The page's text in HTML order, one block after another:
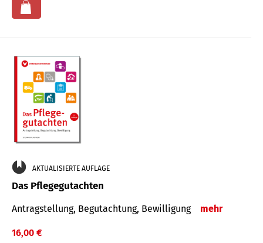
AKTUALISIERTE AUFLAGE
Das Pflegegutachten
Antragstellung, Begutachtung, Bewilligung mehr
16,00 €